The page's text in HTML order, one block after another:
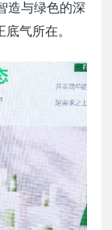
造与绿色的深
底气所在。